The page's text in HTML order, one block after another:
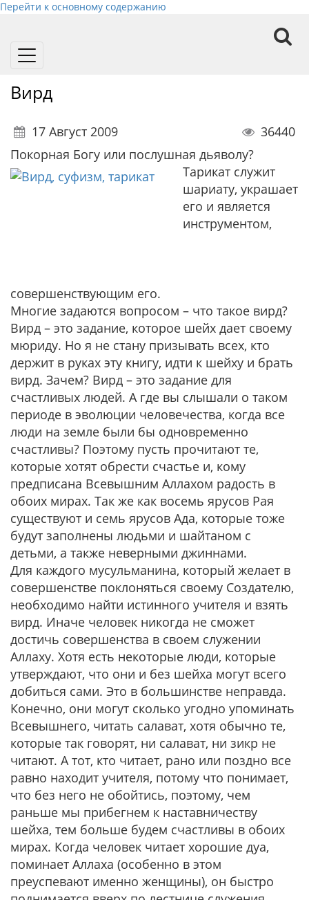
Перейти к основному содержанию
Toggle
Вирд
17 Август 2009
36440
Покорная Богу или послушная дьяволу?
Тарикат служит
шариату, украшает
его и является
инструментом,
совершенствующим его.
Многие задаются вопросом – что такое вирд?
Вирд – это задание, которое шейх дает своему
мюриду. Но я не стану призывать всех, кто
держит в руках эту книгу, идти к шейху и брать
вирд. Зачем? Вирд – это задание для
счастливых людей. А где вы слышали о таком
периоде в эволюции человечества, когда все
люди на земле были бы одновременно
счастливы? Поэтому пусть прочитают те,
которые хотят обрести счастье и, кому
предписана Всевышним Аллахом радость в
обоих мирах. Так же как восемь ярусов Рая
существуют и семь ярусов Ада, которые тоже
будут заполнены людьми и шайтаном с
детьми, а также неверными джиннами.
Для каждого мусульманина, который желает в
совершенстве поклоняться своему Создателю,
необходимо найти истинного учителя и взять
вирд. Иначе человек никогда не сможет
достичь совершенства в своем служении
Аллаху. Хотя есть некоторые люди, которые
утверждают, что они и без шейха могут всего
добиться сами. Это в большинстве неправда.
Конечно, они могут сколько угодно упоминать
Всевышнего, читать салават, хотя обычно те,
которые так говорят, ни салават, ни зикр не
читают. А тот, кто читает, рано или поздно все
равно находит учителя, потому что понимает,
что без него не обойтись, поэтому, чем
раньше мы прибегнем к наставничеству
шейха, тем больше будем счастливы в обоих
мирах. Когда человек читает хорошие дуа,
поминает Аллаха (особенно в этом
преуспевают именно женщины), он быстро